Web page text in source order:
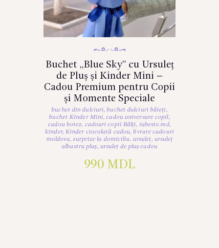
Buchet „Blue Sky” cu Ursuleț
de Pluș și Kinder Mini –
Cadou Premium pentru Copii
și Momente Speciale
buchet din dulciuri,buchet dulciuri băieți,
buchet Kinder Mini,cadou aniversare copil,
cadou botez, cadouri copii Bălți, iubeste.md,
kinder, Kinder ciocolată cadou,livrare cadouri
moldova,surprize la domiciliu, ursuleț, ursuleț
albastru pluș, ursuleț de pluș cadou
990 MDL